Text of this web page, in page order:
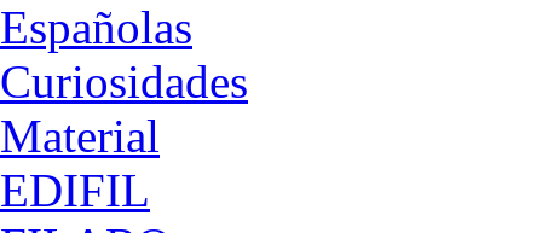
Españolas
Curiosidades
Material
EDIFIL